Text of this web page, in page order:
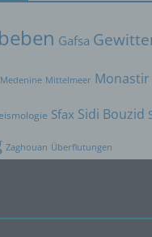
Gafsa
Medenine Mittelmeer Monastir
Sfax Sidi Bouzid
Zaghouan Überflutungen
auf